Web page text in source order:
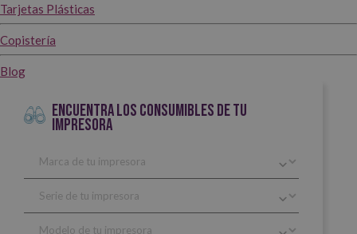
Tarjetas Plásticas
Copistería
Blog
ENCUENTRA LOS CONSUMIBLES DE TU
IMPRESORA